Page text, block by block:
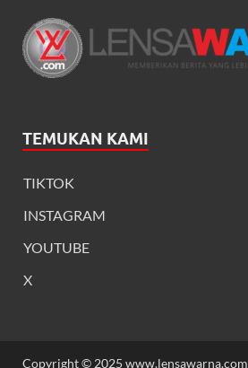
TEMUKAN KAMI
TIKTOK
INSTAGRAM
YOUTUBE
X
Copyright © 2025 www.lensawarna.com